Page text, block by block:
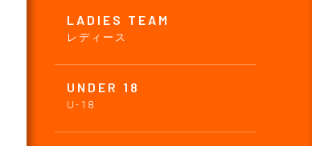
LADIES TEAM
レディース
UNDER 18
U-18